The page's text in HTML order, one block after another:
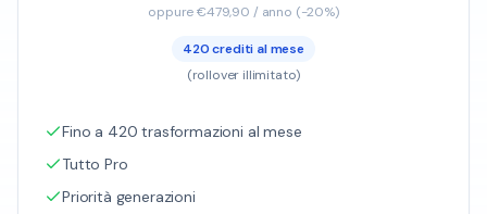
oppure €479,90 / anno (-20%)
420 crediti al mese
(rollover illimitato)
Fino a 420 trasformazioni al mese
Tutto Pro
Priorità generazioni